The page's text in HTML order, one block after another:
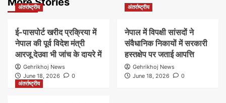
अंतर्राष्ट्रीय
ई-पासपोर्ट खरीद प्रक्रिया में
नेपाल की पूर्व विदेश मंत्री
आरजू देउवा भी जांच के दायरे में
Gehrikhoj News
June 18, 2026
0
अंतर्राष्ट्रीय
नेपाल में विपक्षी सांसदों ने
संवैधानिक निकायों में सरकारी
हस्तक्षेप पर जताई आपत्ति
Gehrikhoj News
June 18, 2026
0
अंतर्राष्ट्रीय